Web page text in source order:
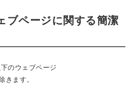
ブページに関する簡潔
下のウェブページ
きます。